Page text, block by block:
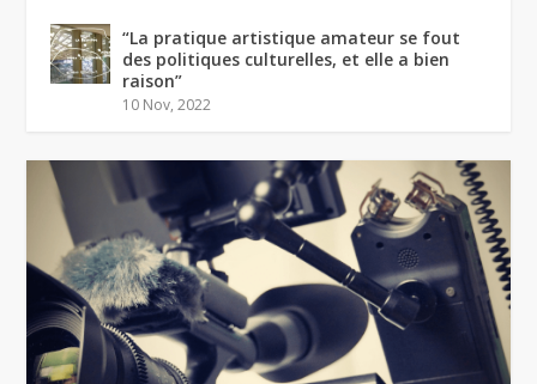
“La pratique artistique amateur se fout
des politiques culturelles, et elle a bien
raison”
10 Nov, 2022